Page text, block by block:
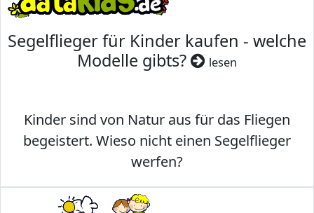
Segelflieger für Kinder kaufen - welche
Modelle gibts?
lesen
Kinder sind von Natur aus für das Fliegen
begeistert. Wieso nicht einen Segelflieger
werfen?